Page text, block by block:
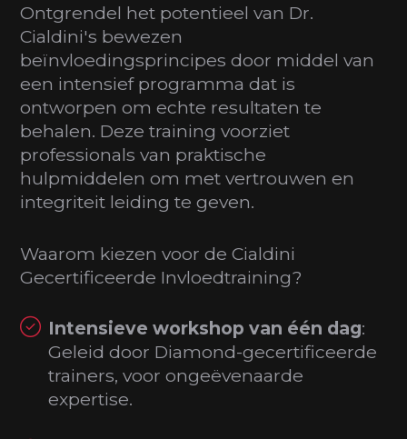
Ontgrendel het potentieel van Dr.
Cialdini's bewezen
beïnvloedingsprincipes door middel van
een intensief programma dat is
ontworpen om echte resultaten te
behalen. Deze training voorziet
professionals van praktische
hulpmiddelen om met vertrouwen en
integriteit leiding te geven.
Waarom kiezen voor de Cialdini
Gecertificeerde Invloedtraining?
Intensieve workshop van één dag:
Geleid door Diamond-gecertificeerde
trainers, voor ongeëvenaarde
expertise.